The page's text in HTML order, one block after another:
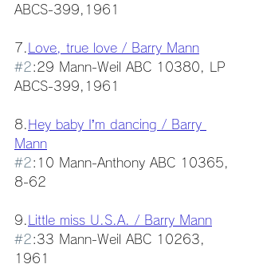
ABCS-399,1961
7.
Love, true love / Barry Mann
#2:29 Mann-Weil ABC 10380, LP
ABCS-399,1961
8. Hey baby I’m dancing / Barry
Mann
#2:10 Mann-Anthony ABC 10365,
8-62
9.
Little miss U.S.A. / Barry Mann
#2:33 Mann-Weil ABC 10263,
1961